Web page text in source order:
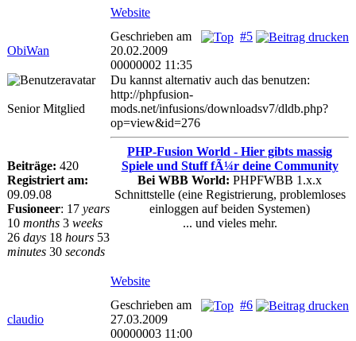
Website
ObiWan
#5
Geschrieben am
20.02.2009
00000002 11:35
Senior Mitglied
Beiträge: 420
Registriert am:
09.09.08
Fusioneer: 17 years
10 months 3 weeks
26 days 18 hours 53
minutes 30 seconds
Du kannst alternativ auch das benutzen:
http://phpfusion-
mods.net/infusions/downloadsv7/dldb.php?
op=view&id=276
PHP-Fusion World - Hier gibts massig
Spiele und Stuff fÃ¼r deine Community
Bei WBB World: PHPFWBB 1.x.x
Schnittstelle (eine Registrierung, problemloses
einloggen auf beiden Systemen)
... und vieles mehr.
Website
claudio
#6
Geschrieben am
27.03.2009
00000003 11:00